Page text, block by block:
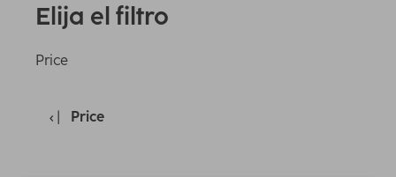
Elija el filtro
Price
Price